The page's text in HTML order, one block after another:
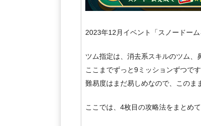
2023年12月イベント「スノードー
ツム指定は、消去系スキルのツム、
ここまでずっと9ミッションずつです
難易度はまだ易しめなので、このま
ここでは、4枚目の攻略法をまとめて